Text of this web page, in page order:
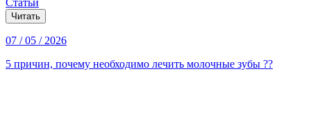
Читать
07 / 05 / 2026
5 причин, почему необходимо лечить молочные зубы ??